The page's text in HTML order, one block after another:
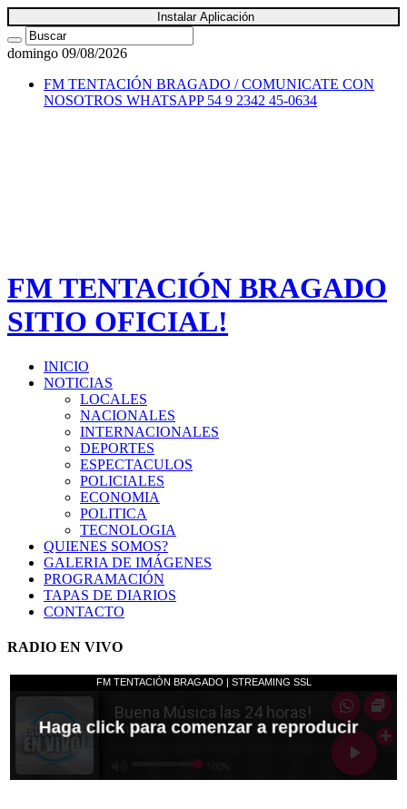
Instalar Aplicación
domingo 09/08/2026
FM TENTACIÓN BRAGADO / COMUNICATE CON
NOSOTROS WHATSAPP 54 9 2342 45-0634
FM TENTACIÓN BRAGADO
SITIO OFICIAL!
INICIO
NOTICIAS
LOCALES
NACIONALES
INTERNACIONALES
DEPORTES
ESPECTACULOS
POLICIALES
ECONOMIA
POLITICA
TECNOLOGIA
QUIENES SOMOS?
GALERIA DE IMÁGENES
PROGRAMACIÓN
TAPAS DE DIARIOS
CONTACTO
RADIO EN VIVO